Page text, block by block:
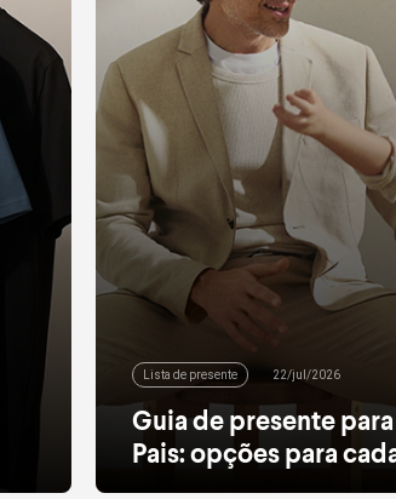
Lista de presente 22/jul/2026
Guia de presente
Pais: opções para